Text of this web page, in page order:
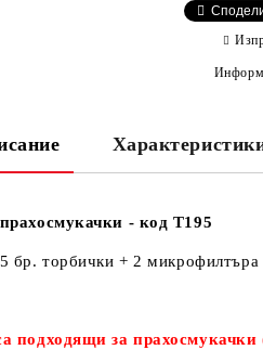
- код Т195
бр. торбички + 2 микрофилтъра
подходящи за